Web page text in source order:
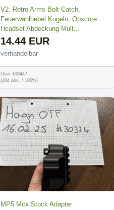
V2: Retro Arms Bolt Catch,
Feuerwahlhebel Kugeln, Opscore
Headset Abdeckung Mult...
14.44 EUR
verhandelbar
User 108447
(204 pos. / 100%)
MP5 Mcx Stock Adapter